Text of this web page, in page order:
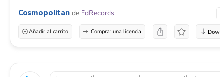
Cosmopolitan de EdRecords
Añadir al carrito Comprar una licencia